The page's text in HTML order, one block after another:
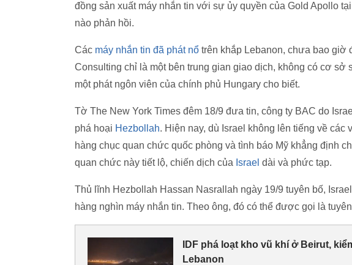
đồng sản xuất máy nhắn tin với sự ủy quyền của Gold Apollo
nào phản hồi.
Các máy nhắn tin đã phát nổ trên khắp Lebanon, chưa bao giờ
Consulting chỉ là một bên trung gian giao dịch, không có cơ sở
một phát ngôn viên của chính phủ Hungary cho biết.
Tờ The New York Times đêm 18/9 đưa tin, công ty BAC do
phá hoại Hezbollah. Hiện nay, dù Israel không lên tiếng về
hàng chục quan chức quốc phòng và tình báo Mỹ khẳng định
quan chức này tiết lộ, chiến dịch của Israel dài và phức tạp.
Thủ lĩnh Hezbollah Hassan Nasrallah ngày 19/9 tuyên bố,
hàng nghìn máy nhắn tin. Theo ông, đó có thể được gọi là
IDF phá loạt kho vũ khí ở Beirut,
Lebanon